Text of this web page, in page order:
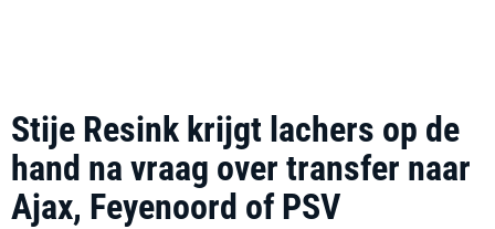
Stije Resink krijgt lachers op de
hand na vraag over transfer naar
Ajax, Feyenoord of PSV